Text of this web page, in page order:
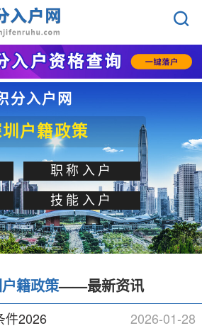
分入户网
户籍政策
职称入户
技能入户
籍政策——最新资讯
件2026
2026-01-28